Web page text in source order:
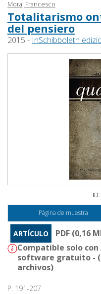
Mora, Francesco
Totalitarismo
del pensiero
2015 - InSchibboleth
Página de muestra
ARTÍCULO
PDF (0,16
Compatible solo con
software gratuito - (
archivos)
P. 191-207